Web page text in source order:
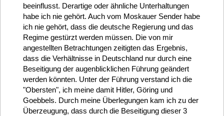
beeinflusst. Derartige oder ähnliche Unterhaltungen
habe ich nie gehört. Auch vom Moskauer Sender habe
ich nie gehört, dass die deutsche Regierung und das
Regime gestürzt werden müssen. Die von mir
angestellten Betrachtungen zeitigten das Ergebnis,
dass die Verhältnisse in Deutschland nur durch eine
Beseitigung der augenblicklichen Führung geändert
werden könnten. Unter der Führung verstand ich die
"Obersten", ich meine damit Hitler, Göring und
Goebbels. Durch meine Überlegungen kam ich zu der
Überzeugung, dass durch die Beseitigung dieser 3